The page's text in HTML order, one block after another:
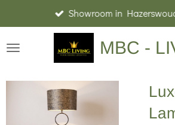
direct
naar
hoofdinhoud
MBC -
Showroom in